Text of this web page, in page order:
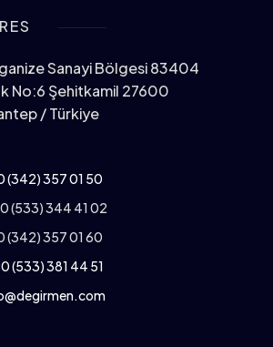
Sanayi Bölgesi 83404
No:6 Şehitkamil 27600
/ Türkiye
(342) 357 01 50
(533) 344 41 02
(342) 357 01 60
(533) 381 44 51